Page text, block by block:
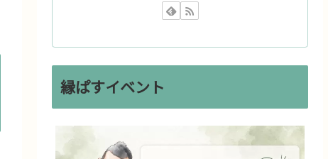
縁ぱすイベント